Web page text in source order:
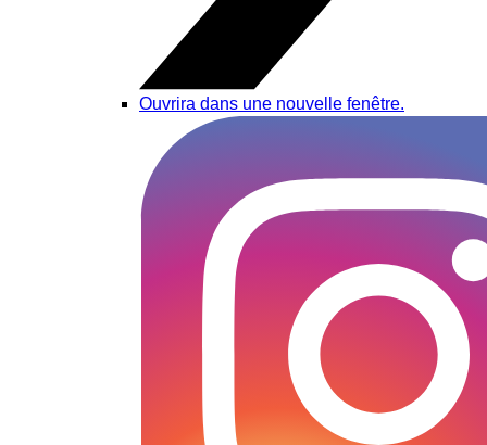
Ouvrira dans une nouvelle fenêtre.